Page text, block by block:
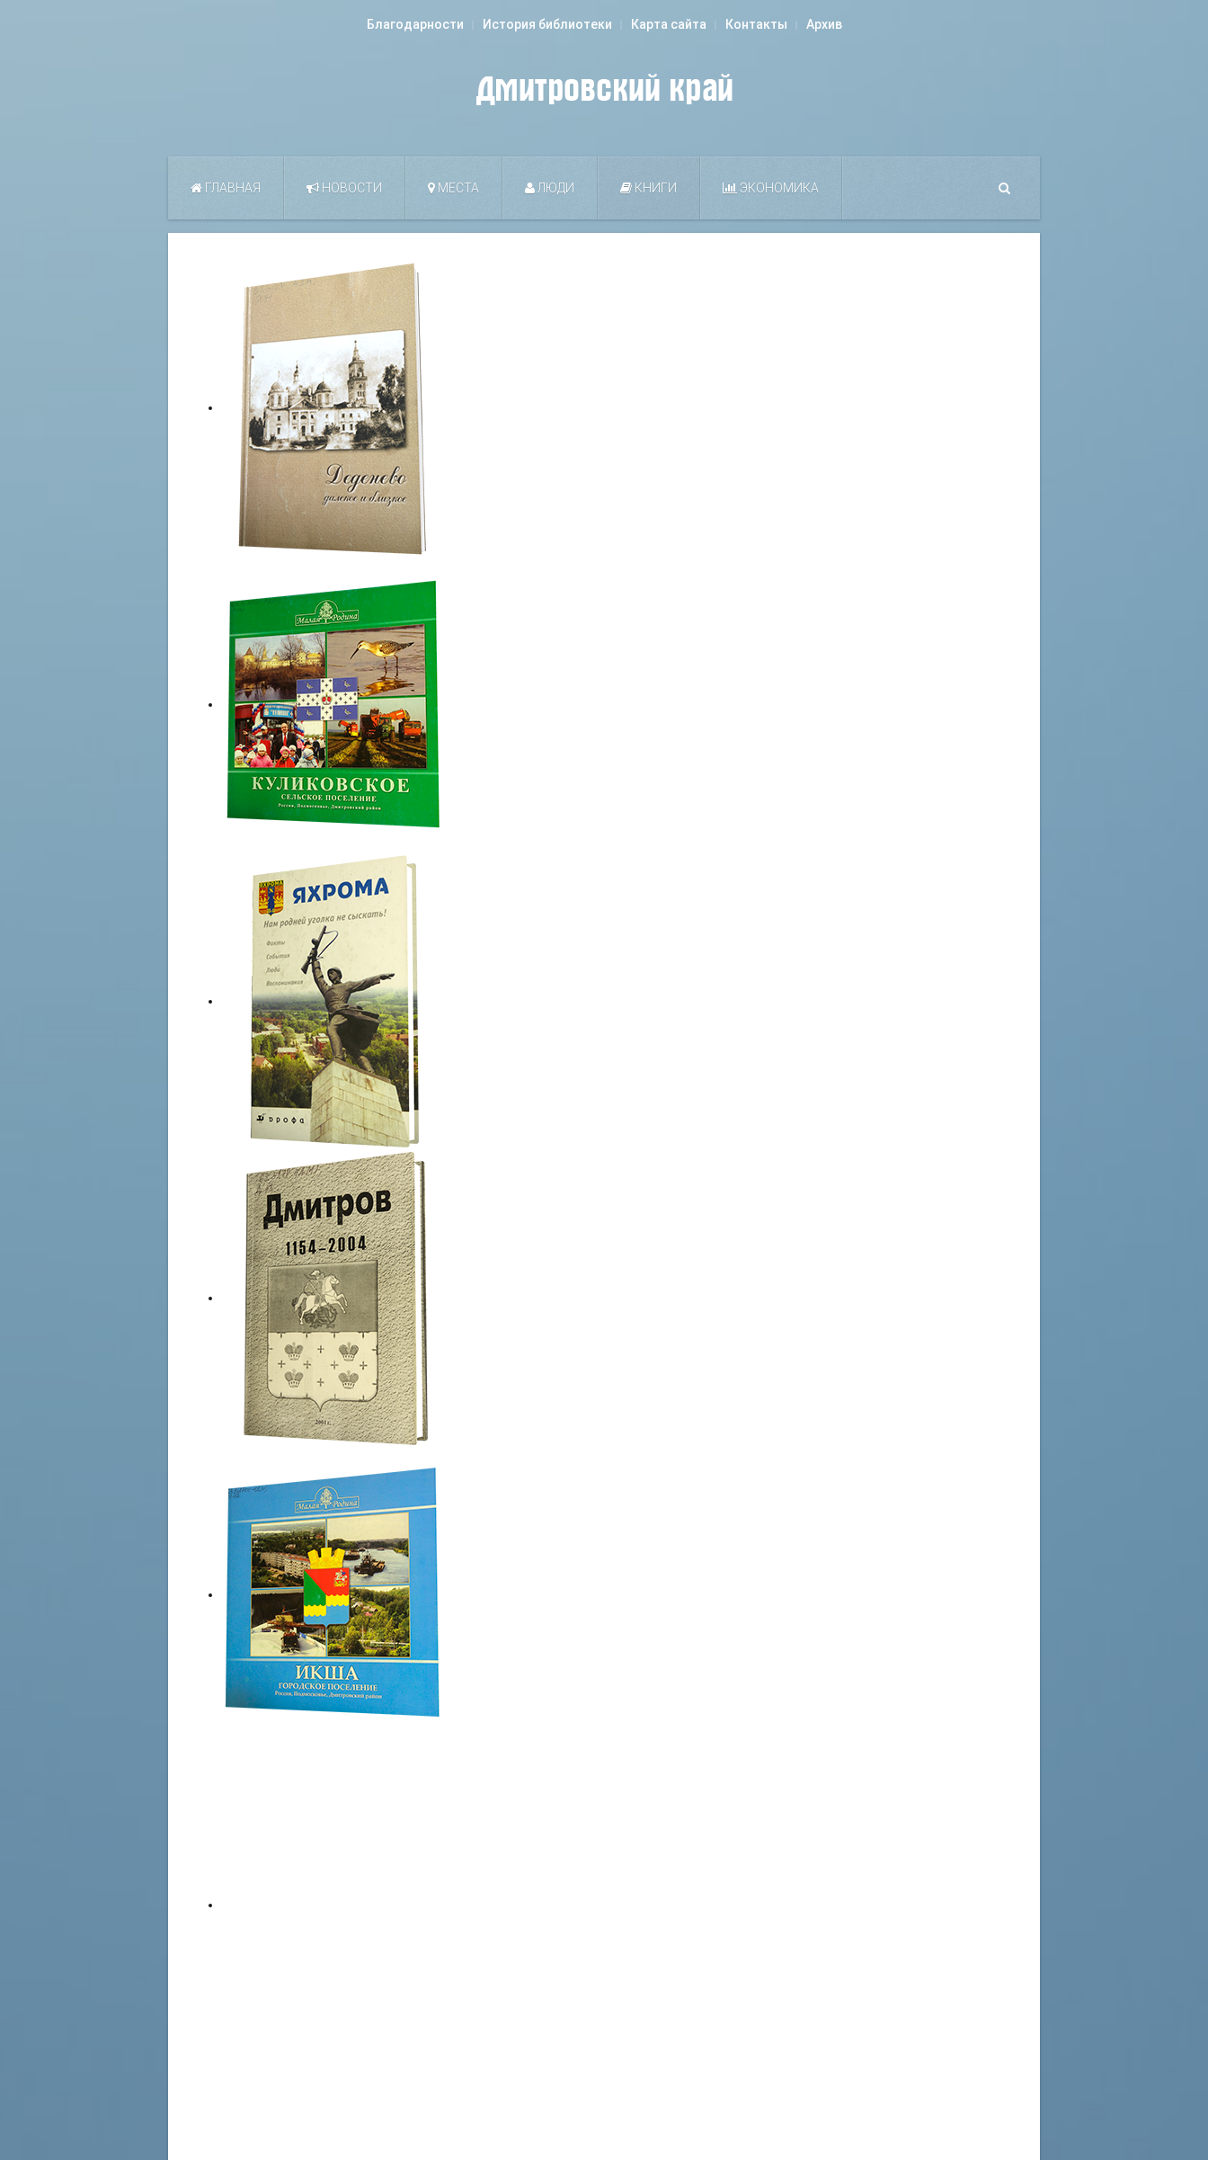
Благодарности История библиотеки Карта сайта Контакты Архив
ГЛАВНАЯ НОВОСТИ МЕСТА ЛЮДИ КНИГИ ЭКОНОМИКА